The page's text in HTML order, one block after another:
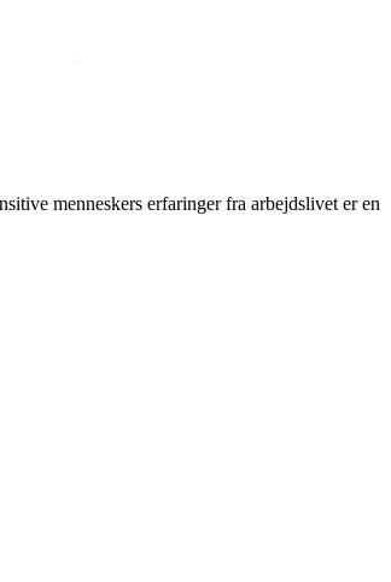
menneskers erfaringer fra arbejdslivet er en